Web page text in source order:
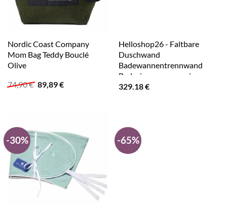
Nordic Coast Company
Mom Bag Teddy Bouclé
Olive
74,90€ Ursprünglicher
Preis
89,89€Aktueller
Helloshop26 - Faltbare
Duschwand
Badewannentrennwand
Badezimmeraccessoire
Duschkabine
329.18€
-30% -65%